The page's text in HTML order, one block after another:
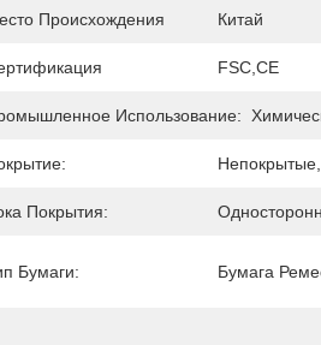
Происхождения Китай
FSC,CE
Использование:
Покрытия:
Бумаги: Бумага